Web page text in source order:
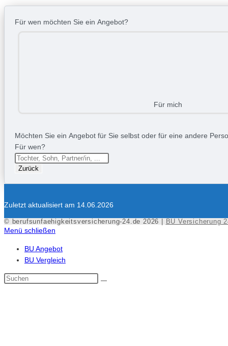
Für wen möchten Sie ein Angebot?
Für mich
Möchten Sie ein Angebot für Sie selbst oder für eine andere
Für wen?
Zurück
Zuletzt aktualisiert am 14.06.2026
© berufsunfaehigkeitsversicherung-24.de 2026 | BU Versicherung
Menü schließen
BU Angebot
BU Vergleich
Diese